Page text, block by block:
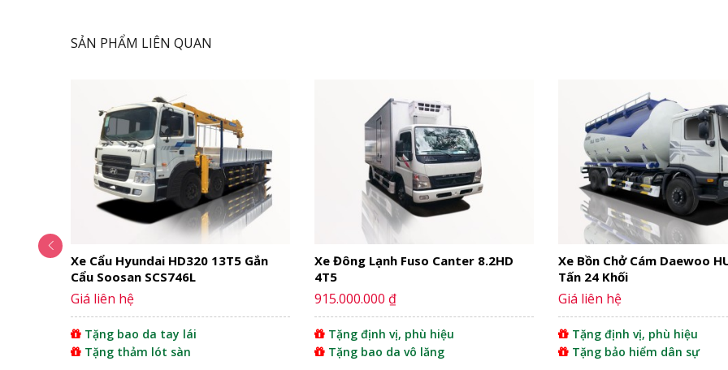
Ngoại Thất
Nhằm mang đến cho khách hàng những dòng xe có chất lượng cao và tuổi thọ bền bỉ, xe Isuzu
ngoại thất. Tổng quan ngoại thất xe cũng được thay đổi đẹp hơn và sang trọng hơn.
Ngoài ra,xe tải Isuzu3.2 tấn NPR85KE4 2018 có bước nâng cấp hơn về vị trí mặt ga lăng được nâng cao
động cơ tốt hơn, đầu cabin xe cũng được nâng cao lên đảm bảo sự dao động của cabin không bị va
dưới, những chi tiết nhỏ này nếu để ý kĩ chúng ta mới nhận biết được sự khác biệt này. Nếu bạn muốn
Thế Giới Xe Tảiđể có thêm nhiều trải nghiệm thú vị nhé.
SẢN PHẨM LIÊN QUAN
Xe Cẩu Hyundai HD320 13T5 Gắn
Cẩu Soosan SCS746L
Giá liên hệ
Tặng bao da tay lái
Tặng thảm lót sàn
Xe Đông Lạnh Fuso Canter 8.2HD
4T5
915.000.000 ₫
Tặng định vị, phù hiệu
Tặng bao da vô lăng
Xe Bồn Chở Cám Daewoo
Tấn 24 Khối
Giá liên hệ
Tặng định vị, phù hiệu
Tặng bảo hiểm dân sự